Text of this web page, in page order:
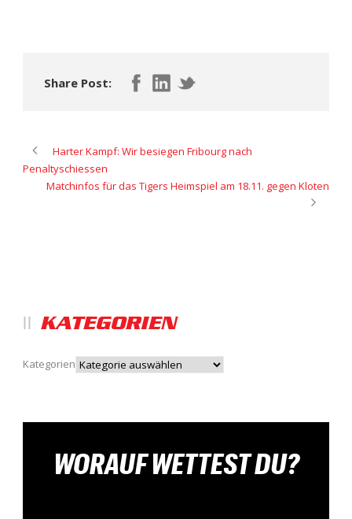
Share Post:
Harter Kampf: Wir besiegen Fribourg nach
Penaltyschiessen
Matchinfos für das Tigers Heimspiel am 18.11. gegen Kloten
KATEGORIEN
Kategorien